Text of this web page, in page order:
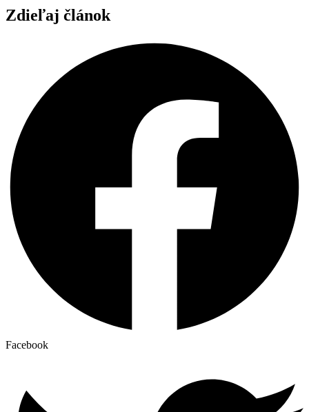
Zdieľaj článok
Facebook